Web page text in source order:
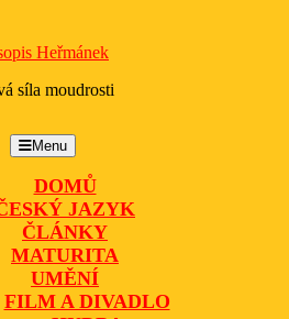
Heřmánek
síla moudrosti
MenuMenu
DOMŮ
JAZYK
ČLÁNKY
MATURITA
UMĚNÍ
FILM A DIVADLO